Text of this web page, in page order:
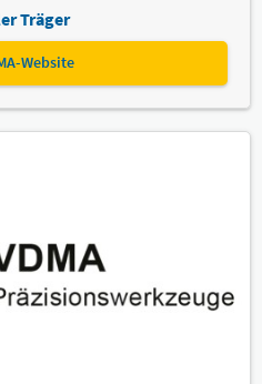
Träger
Website